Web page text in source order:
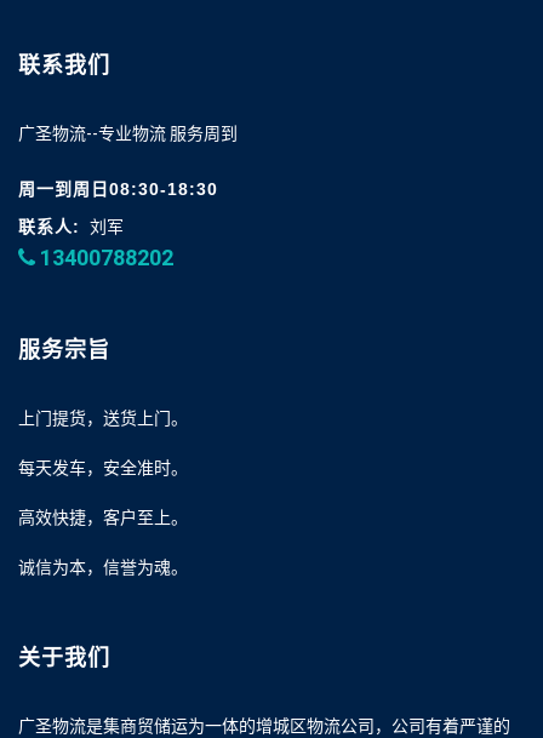
联系我们
广圣物流--专业物流 服务周到
周一到周日08:30-18:30
联系人:
刘军
13400788202
服务宗旨
上门提货，送货上门。
每天发车，安全准时。
高效快捷，客户至上。
诚信为本，信誉为魂。
关于我们
广圣物流是集商贸储运为一体的增城区物流公司，公司有着严谨的